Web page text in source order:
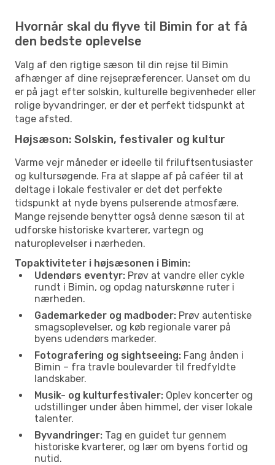
Hvornår skal du flyve til Bimin for at få
den bedste oplevelse
Valg af den rigtige sæson til din rejse til Bimin
afhænger af dine rejsepræferencer. Uanset om du
er på jagt efter solskin, kulturelle begivenheder eller
rolige byvandringer, er der et perfekt tidspunkt at
tage afsted.
Højsæson: Solskin, festivaler og kultur
Varme vejr måneder er ideelle til friluftsentusiaster
og kultursøgende. Fra at slappe af på caféer til at
deltage i lokale festivaler er det det perfekte
tidspunkt at nyde byens pulserende atmosfære.
Mange rejsende benytter også denne sæson til at
udforske historiske kvarterer, vartegn og
naturoplevelser i nærheden.
Topaktiviteter i højsæsonen i Bimin:
Udendørs eventyr: Prøv at vandre eller cykle
rundt i Bimin, og opdag naturskønne ruter i
nærheden.
Gademarkeder og madboder: Prøv autentiske
smagsoplevelser, og køb regionale varer på
byens udendørs markeder.
Fotografering og sightseeing: Fang ånden i
Bimin – fra travle boulevarder til fredfyldte
landskaber.
Musik- og kulturfestivaler: Oplev koncerter og
udstillinger under åben himmel, der viser lokale
talenter.
Byvandringer: Tag en guidet tur gennem
historiske kvarterer, og lær om byens fortid og
nutid.